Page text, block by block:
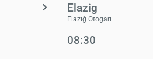
Elazig
Elazığ Otogarı
08:30